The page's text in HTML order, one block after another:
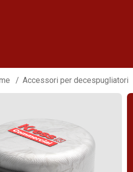
Accessori per decespugliatori